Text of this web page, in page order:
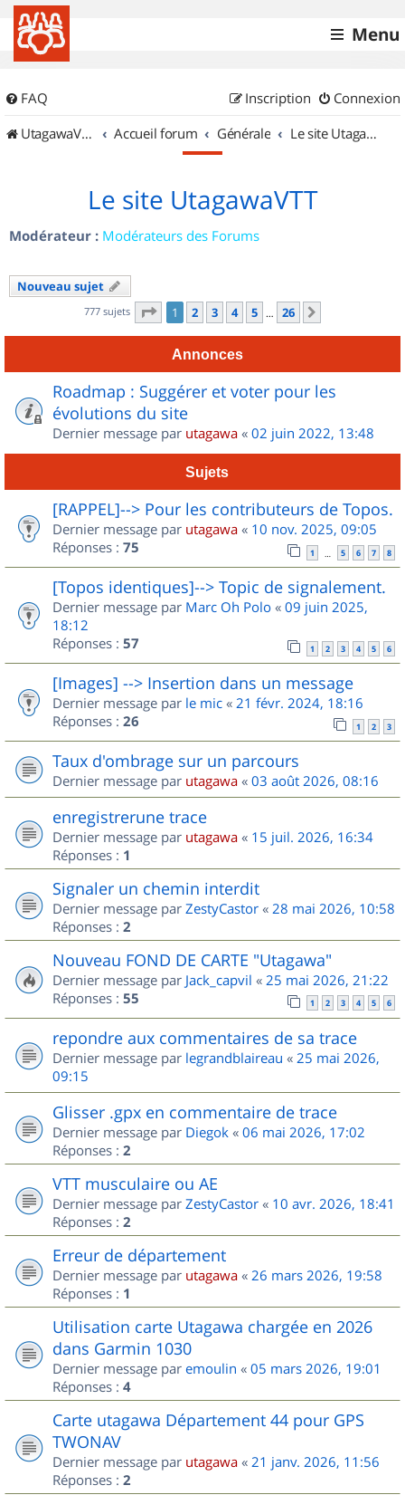
Menu
FAQ Connexion
Inscription
UtagawaVTT (Randos VTT et VTTAE avec traces GPS)
Accueil forum Générale Le site UtagawaVTT
Le site UtagawaVTT
Modérateur : Modérateurs des Forums
Nouveau sujet
777 sujets Page 1sur
1 2 3 4 5 … 26
Annonces
Roadmap : Suggérer et voter pour les
évolutions du site
Dernier message par utagawa « 02 juin 2022, 13:48
Sujets
[RAPPEL]--> Pour les contributeurs de Topos.
Dernier message par utagawa « 10 nov. 2025, 09:05
Réponses : 75 1 … 5 6 7 8
[Topos identiques]--> Topic de signalement.
Dernier message par Marc Oh Polo « 09 juin 2025,
18:12
Réponses : 57 1 2 3 4 5 6
[Images] --> Insertion dans un message
Dernier message par le mic « 21 févr. 2024, 18:16
Réponses : 26 1 2 3
Taux d'ombrage sur un parcours
Dernier message par utagawa « 03 août 2026, 08:16
enregistrerune trace
Dernier message par utagawa « 15 juil. 2026, 16:34
Réponses : 1
Signaler un chemin interdit
Dernier message par ZestyCastor « 28 mai 2026, 10:58
Réponses : 2
Nouveau FOND DE CARTE "Utagawa"
Dernier message par Jack_capvil « 25 mai 2026, 21:22
Réponses : 55 1 2 3 4 5 6
repondre aux commentaires de sa trace
Dernier message par legrandblaireau « 25 mai 2026,
09:15
Glisser .gpx en commentaire de trace
Dernier message par Diegok « 06 mai 2026, 17:02
Réponses : 2
VTT musculaire ou AE
Dernier message par ZestyCastor « 10 avr. 2026, 18:41
Réponses : 2
Erreur de département
Dernier message par utagawa « 26 mars 2026, 19:58
Réponses : 1
Utilisation carte Utagawa chargée en 2026
dans Garmin 1030
Dernier message par emoulin « 05 mars 2026, 19:01
Réponses : 4
Carte utagawa Département 44 pour GPS
TWONAV
Dernier message par utagawa « 21 janv. 2026, 11:56
Réponses : 2